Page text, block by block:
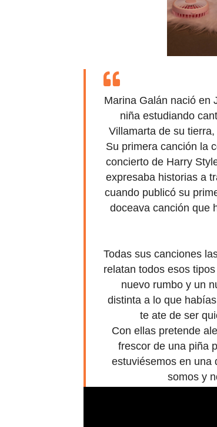
Marina Galán nació en
niña estudiando
Villamarta de su
Su primera canción la
concierto de Harry
expresaba historias a
cuando publicó su
doceava canción que
Todas sus canciones
relatan todos esos
nuevo rumbo y un
distinta a lo que
te ate de ser
Con ellas pretende
frescor de una piña
estuviésemos en una
somos y